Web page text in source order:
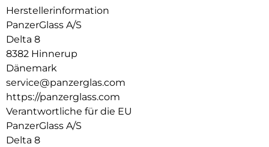
CARE CARE ist eine verspielte, schützende internationale
Tech- und Lifestyle-Marke, die aus den hochwertigsten
Materialien hergestellt und von Mode-, Kunst- und
Musiktrends beeinflusst wird. Wir kümmern uns um
Menschen und die Welt, in der wir leben. Wir legen Wert auf
Nachhaltigkeit und Selbstdarstellung. Wir kümmern uns um
Technik und die Lebensdauer von Technik. Verwandle dein
Handy in ein stilvoll geschütztes Accessoire. Zeig der Welt,
dass du dich um sie sorgst.
Herstellerinformation
PanzerGlass A/S
Delta 8
8382 Hinnerup
Dänemark
service@panzerglas.com
https://panzerglass.com
Verantwortliche für die EU
PanzerGlass A/S
Delta 8